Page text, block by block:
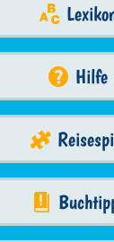
Hilfe